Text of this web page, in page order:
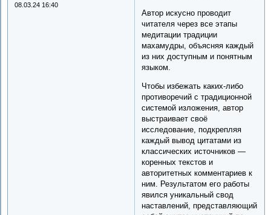
08.03.24 16:40
Автор искусно проводит
читателя через все этапы
медитации традиции
махамудры, объясняя каждый
из них доступным и понятным
языком.
Чтобы избежать каких-либо
противоречий с традиционной
системой изложения, автор
выстраивает своё
исследование, подкрепляя
каждый вывод цитатами из
классических источников —
коренных текстов и
авторитетных комментариев к
ним. Результатом его работы
явился уникальный свод
наставлений, представляющий